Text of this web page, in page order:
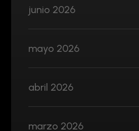
junio 2026
mayo 2026
abril 2026
marzo 2026